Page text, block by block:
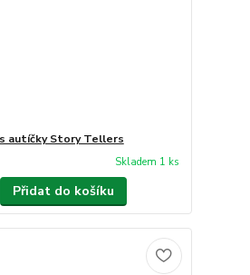
autíčky Story Tellers
Skladem 1 ks
Přidat do košíku